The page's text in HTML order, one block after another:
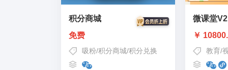
积分商城
免费
吸粉/积分商城/积分兑换
微课堂V2
￥
教育/